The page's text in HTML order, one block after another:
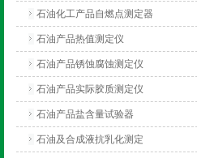
石油化工产品自燃点测定器
石油产品热值测定仪
石油产品锈蚀腐蚀测定仪
石油产品实际胶质测定仪
石油产品盐含量试验器
石油及合成液抗乳化测定